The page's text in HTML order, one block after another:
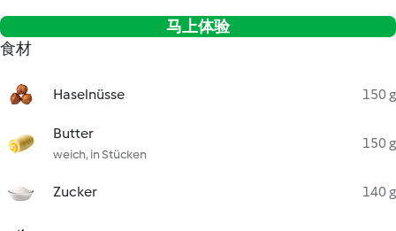
马上体验
食材
Haselnüsse 150 g
Butter
weich, in Stücken
150 g
Zucker 140 g